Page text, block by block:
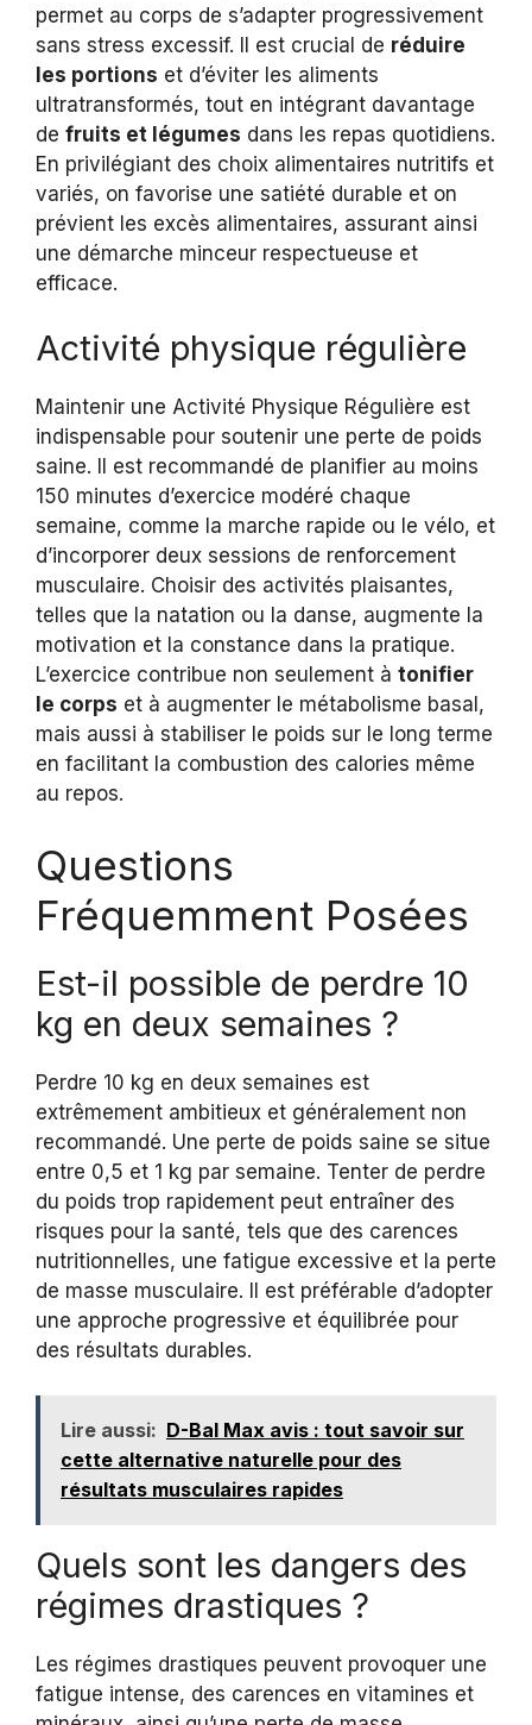
permet au corps de s’adapter progressivement
sans stress excessif. Il est crucial de réduire
les portions et d’éviter les aliments
ultratransformés, tout en intégrant davantage
de fruits et légumes dans les repas quotidiens.
En privilégiant des choix alimentaires nutritifs et
variés, on favorise une satiété durable et on
prévient les excès alimentaires, assurant ainsi
une démarche minceur respectueuse et
efficace.
Activité physique régulière
Maintenir une Activité Physique Régulière est
indispensable pour soutenir une perte de poids
saine. Il est recommandé de planifier au moins
150 minutes d’exercice modéré chaque
semaine, comme la marche rapide ou le vélo, et
d’incorporer deux sessions de renforcement
musculaire. Choisir des activités plaisantes,
telles que la natation ou la danse, augmente la
motivation et la constance dans la pratique.
L’exercice contribue non seulement à tonifier
le corps et à augmenter le métabolisme basal,
mais aussi à stabiliser le poids sur le long terme
en facilitant la combustion des calories même
au repos.
Questions
Fréquemment Posées
Est-il possible de perdre 10
kg en deux semaines ?
Perdre 10 kg en deux semaines est
extrêmement ambitieux et généralement non
recommandé. Une perte de poids saine se situe
entre 0,5 et 1 kg par semaine. Tenter de perdre
du poids trop rapidement peut entraîner des
risques pour la santé, tels que des carences
nutritionnelles, une fatigue excessive et la perte
de masse musculaire. Il est préférable d’adopter
une approche progressive et équilibrée pour
des résultats durables.
Lire aussi: D-Bal Max avis : tout savoir sur
cette alternative naturelle pour des
résultats musculaires rapides
Quels sont les dangers des
régimes drastiques ?
Les régimes drastiques peuvent provoquer une
fatigue intense, des carences en vitamines et